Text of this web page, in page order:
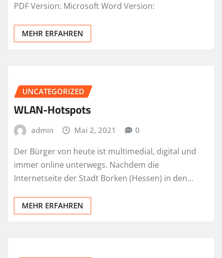
PDF Version: Microsoft Word Version:
MEHR ERFAHREN
UNCATEGORIZED
WLAN-Hotspots
admin Mai 2, 2021 0
Der Bürger von heute ist multimedial, digital und
immer online unterwegs. Nachdem die
Internetseite der Stadt Borken (Hessen) in den…
MEHR ERFAHREN